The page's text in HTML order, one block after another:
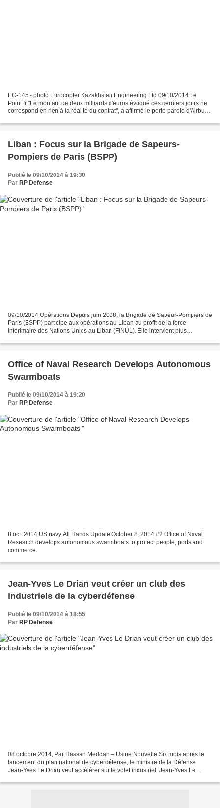
EC-145 - photo Eurocopter Kazakhstan Engineering Ltd 09/10/2014 Le
Point.fr "Le montant de deux milliards d'euros évoqué ces derniers jours ne
correspond en rien à la réalité du contrat", a affirmé le porte-parole d'Airbus
Liban : Focus sur la Brigade de Sapeurs-
Pompiers de Paris (BSPP)
Publié le 09/10/2014 à 19:30
Par RP Defense
09/10/2014 Opérations Depuis juin 2008, la Brigade de Sapeur-Pompiers de
Paris (BSPP) participe aux opérations au Liban au profit de la force
intérimaire des Nations Unies au Liban (FINUL). Elle intervient plus
Office of Naval Research Develops Autonomous
Swarmboats
Publié le 09/10/2014 à 19:20
Par RP Defense
8 oct. 2014 US navy All Hands Update October 8, 2014 #2 Office of Naval
Research develops autonomous swarmboats to protect people, ports and
commerce.
Jean-Yves Le Drian veut créer un club des
industriels de la cyberdéfense
Publié le 09/10/2014 à 18:55
Par RP Defense
08 octobre 2014, Par Hassan Meddah – Usine Nouvelle Six mois après le
lancement du plan national de cyberdéfense, le ministre de la Défense
Jean-Yves Le Drian veut accélérer sur le volet industriel. Jean-Yves Le